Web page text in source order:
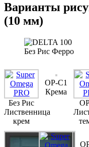
Варианты
(10 мм)
Без Рис Ферро
Без Рис
Лиственница
крем
OP-C1
Крема